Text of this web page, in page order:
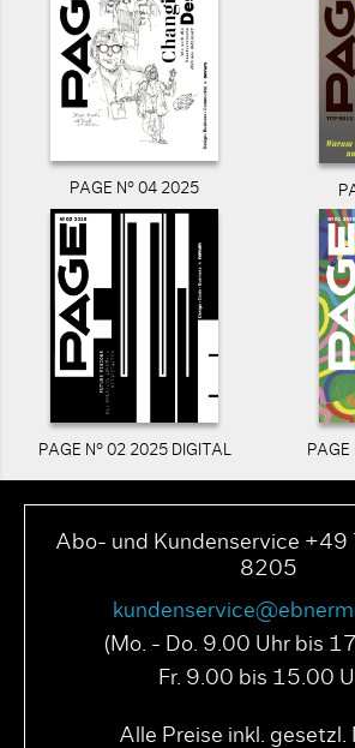
PAGE N° 04 2025
PAGE N° 02 2025 DIGITAL
Abo- und Kundenservice
8205
(Mo. - Do. 9.00 Uhr bis
Fr. 9.00 bis 15.00
Alle Preise inkl. gesetzl.